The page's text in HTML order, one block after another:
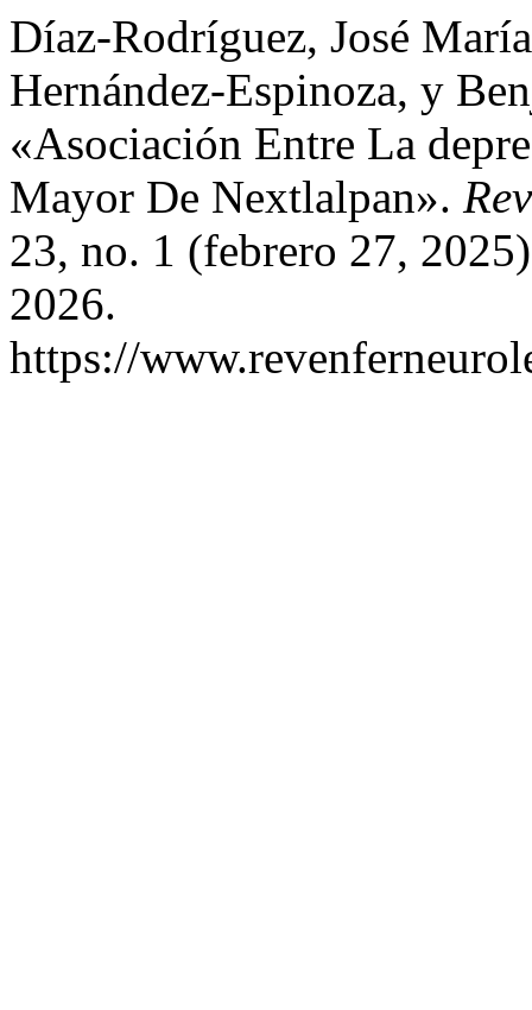
Díaz-Rodríguez, José
Hernández-Espinoza, y
«Asociación Entre La
Mayor De Nextlalpan».
23, no. 1 (febrero 27,
2026.
https://